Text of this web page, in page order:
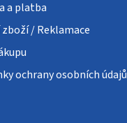
a platba
zboží / Reklamace
ochrany osobních údajů